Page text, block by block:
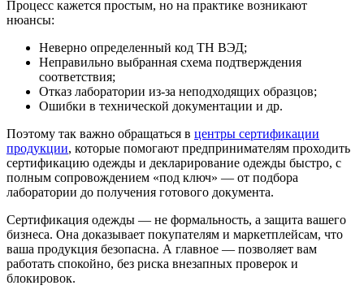
Процесс кажется простым, но на практике возникают
нюансы:
Неверно определенный код ТН ВЭД;
Неправильно выбранная схема подтверждения
соответствия;
Отказ лаборатории из-за неподходящих образцов;
Ошибки в технической документации и др.
Поэтому так важно обращаться в центры сертификации
продукции, которые помогают предпринимателям проходить
сертификацию одежды и декларирование одежды быстро, с
полным сопровождением «под ключ» — от подбора
лаборатории до получения готового документа.
Сертификация одежды — не формальность, а защита вашего
бизнеса. Она доказывает покупателям и маркетплейсам, что
ваша продукция безопасна. А главное — позволяет вам
работать спокойно, без риска внезапных проверок и
блокировок.